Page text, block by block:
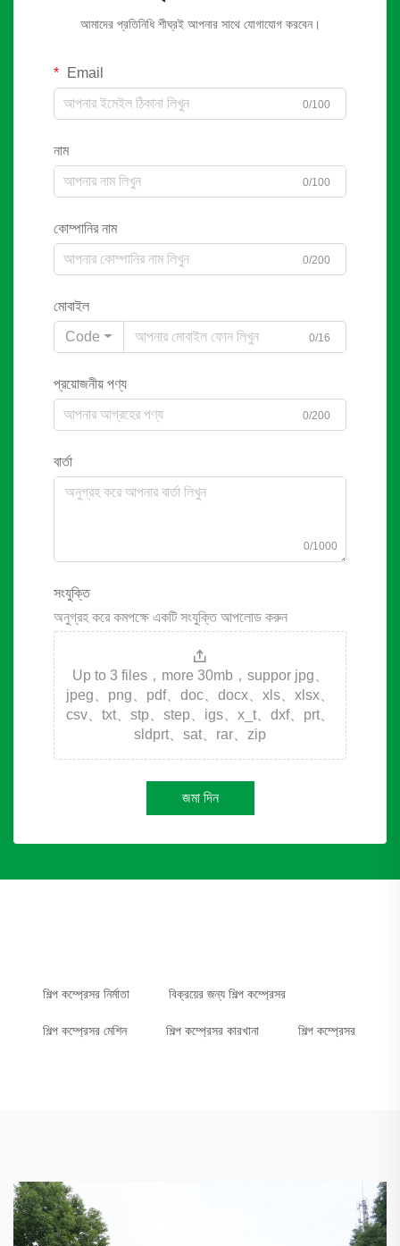
আমাদের প্রতিনিধি শীঘ্রই আপনার সাথে যোগাযোগ করবেন।
Email
0/100
নাম
0/100
কোম্পানির নাম
0/200
মোবাইল
Code
0/16
প্রয়োজনীয় পণ্য
0/200
বার্তা
0/1000
সংযুক্তি
অনুগ্রহ করে কমপক্ষে একটি সংযুক্তি আপলোড করুন
Up to 3 files，more 30mb，suppor jpg、
jpeg、png、pdf、doc、docx、xls、xlsx、
csv、txt、stp、step、igs、x_t、dxf、prt、
sldprt、sat、rar、zip
জমা দিন
শিল্প কম্প্রেসর নির্মাতা বিক্রয়ের জন্য শিল্প কম্প্রেসর
শিল্প কম্প্রেসর মেশিন শিল্প কম্প্রেসর কারখানা শিল্প কম্প্রেসর